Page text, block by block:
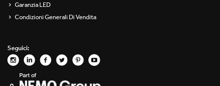
Yori Evo 48V
Yori Evo Box
Garanzia LED
Condizioni Generali Di Vendita
Seguici: